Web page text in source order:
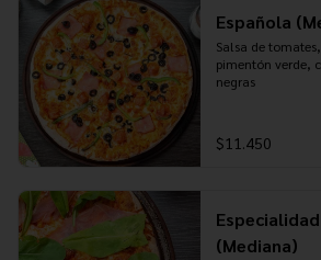
Española
Salsa de
pimentón verde,
negras
$11.450
(Mediana)